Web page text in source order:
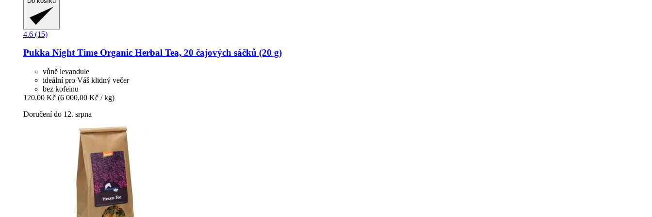
4.6 (15)
Pukka Night Time Organic Herbal Tea, 20 čajových sáčků (20 g)
vůně levandule
ideální pro Váš klidný večer
bez kofeinu
120,00 Kč (6 000,00 Kč / kg)
Doručení do 12. srpna